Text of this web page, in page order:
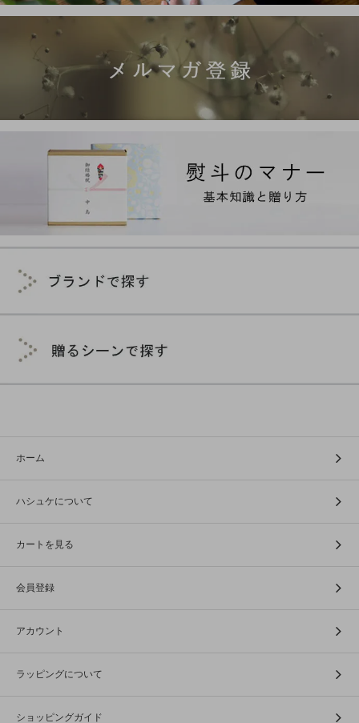
ホーム
ハシュケについて
カートを見る
会員登録
アカウント
ラッピングについて
ショッピングガイド